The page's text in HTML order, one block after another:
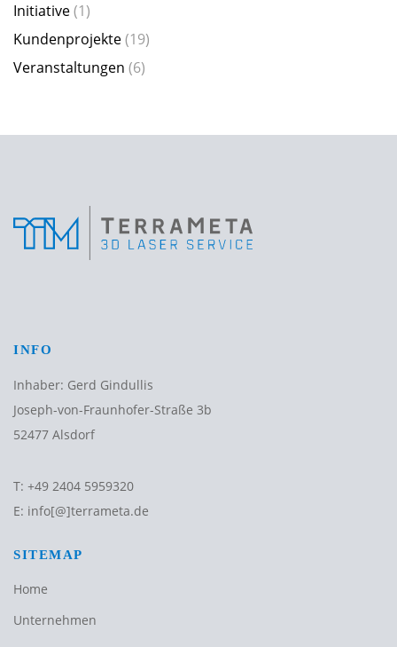
Initiative(1)
Kundenprojekte(19)
Veranstaltungen (6)
INFO
Inhaber: Gerd Gindullis
Joseph-von-Fraunhofer-Straße 3b
52477 Alsdorf
T: +49 2404 5959320
E: info[@]terrameta.de
SITEMAP
Home
Unternehmen